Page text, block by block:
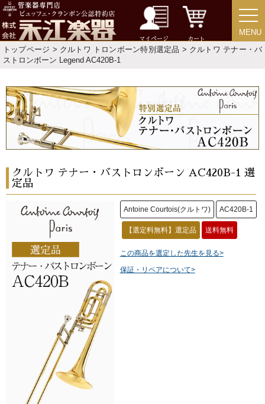
マイページ カート
MENU
MENU
トップページ > クルトワ トロンボーン特別選定品 > クルトワ テナー・バ
ストロンボーン Legend AC420B-1
クルトワ テナー・バストロンボーン AC420B-1 選
定品
Antoine Courtois(クルトワ) AC420B-1
【選定料無料】選定品 送料無料
この商品を選定した先生を見る>
保証・リペアについて>